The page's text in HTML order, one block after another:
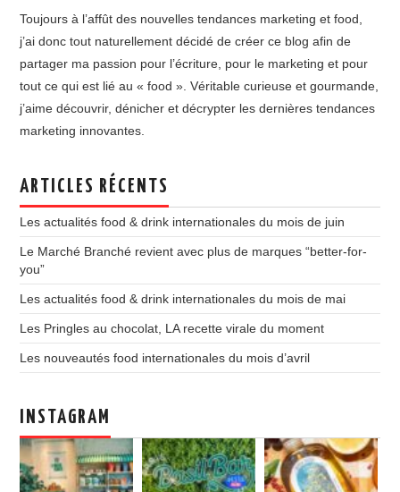
Toujours à l’affût des nouvelles tendances marketing et food,
j’ai donc tout naturellement décidé de créer ce blog afin de
partager ma passion pour l’écriture, pour le marketing et pour
tout ce qui est lié au « food ». Véritable curieuse et gourmande,
j’aime découvrir, dénicher et décrypter les dernières tendances
marketing innovantes.
ARTICLES RÉCENTS
Les actualités food & drink internationales du mois de juin
Le Marché Branché revient avec plus de marques “better-for-
you”
Les actualités food & drink internationales du mois de mai
Les Pringles au chocolat, LA recette virale du moment
Les nouveautés food internationales du mois d’avril
INSTAGRAM